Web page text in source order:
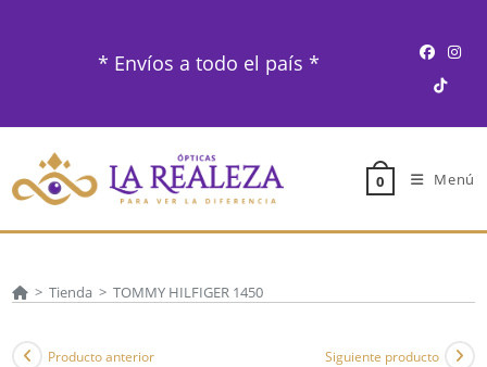
* Envíos a todo el país *
0 Menú
> Tienda > TOMMY HILFIGER 1450
Producto anterior Siguiente producto